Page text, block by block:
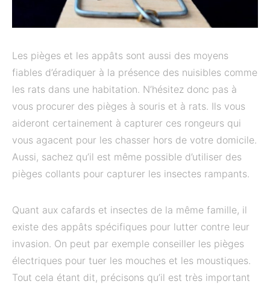
Les pièges et les appâts sont aussi des moyens
fiables d’éradiquer à la présence des nuisibles comme
les rats dans une habitation. N’hésitez donc pas à
vous procurer des pièges à souris et à rats. Ils vous
aideront certainement à capturer ces rongeurs qui
vous agacent pour les chasser hors de votre domicile.
Aussi, sachez qu’il est même possible d’utiliser des
pièges collants pour capturer les insectes rampants.
Quant aux cafards et insectes de la même famille, il
existe des appâts spécifiques pour lutter contre leur
invasion. On peut par exemple conseiller les pièges
électriques pour tuer les mouches et les moustiques.
Tout cela étant dit, précisons qu’il est très important